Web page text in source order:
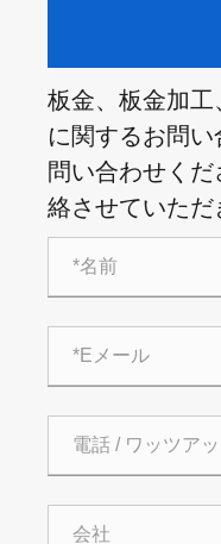
板金、板金加
に関するお問
問い合わせく
絡させていただ